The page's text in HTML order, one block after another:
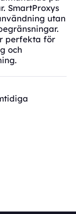
SmartProxys
utan
perfekta för
och